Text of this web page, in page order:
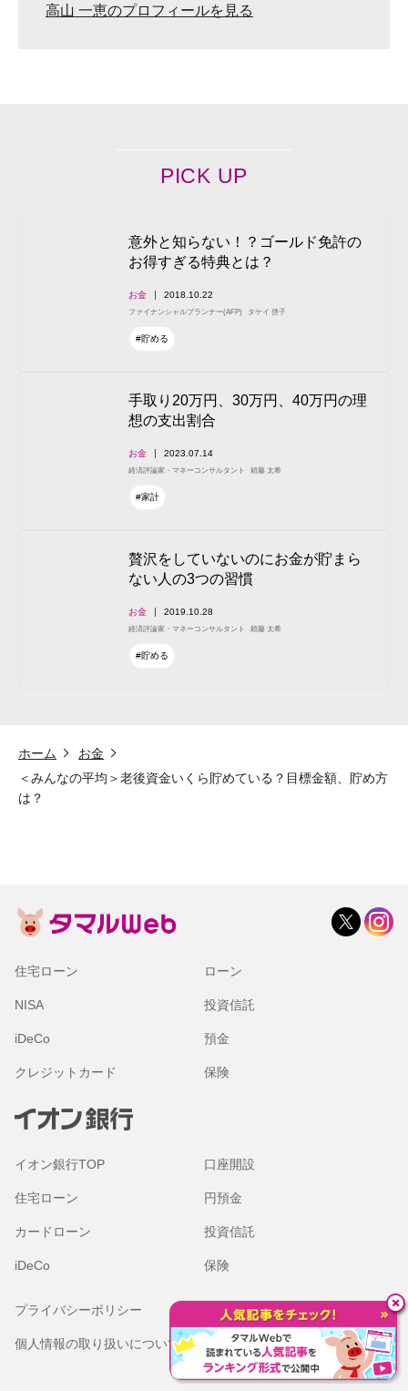
高山 一恵のプロフィールを見る
PICK UP
意外と知らない！？ゴールド免許の
お得すぎる特典とは？
お金 2018.10.22
ファイナンシャルプランナー(AFP) タケイ 啓子
#貯める
手取り20万円、30万円、40万円の理
想の支出割合
お金 2023.07.14
経済評論家・マネーコンサルタント 頼藤 太希
#家計
贅沢をしていないのにお金が貯まら
ない人の3つの習慣
お金 2019.10.28
経済評論家・マネーコンサルタント 頼藤 太希
#貯める
ホーム
お金
＜みんなの平均＞老後資金いくら貯めている？目標金額、貯め方
は？
住宅ローン ローン
NISA 投資信託
iDeCo 預金
クレジットカード 保険
イオン銀行TOP 口座開設
住宅ローン 円預金
カードローン 投資信託
iDeCo 保険
プライバシーポリシー 金融商品勧誘方針
個人情報の取り扱いについて
本サイトのご利用にあたって
（Cookieの取り扱いについて）